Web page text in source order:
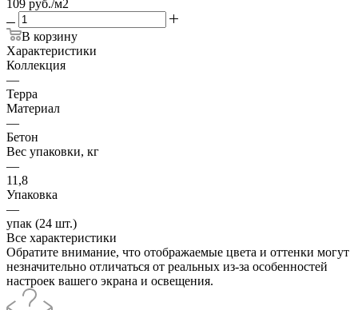
109 руб./м2
В корзину
Характеристики
Коллекция
—
Терра
Материал
—
Бетон
Вес упаковки, кг
—
11,8
Упаковка
—
упак (24 шт.)
Все характеристики
Обратите внимание, что отображаемые цвета и оттенки могут
незначительно отличаться от реальных из-за особенностей
настроек вашего экрана и освещения.